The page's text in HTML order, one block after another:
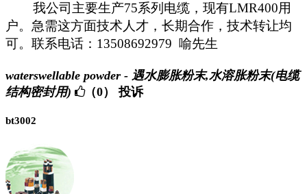
我公司主要生产75系列电缆，现有LMR400用
户。急需这方面技术人才，长期合作，技术转让均
可。联系电话：13508692979 喻先生
waterswellable powder - 遇水膨胀粉末,水溶胀粉末(电缆
结构密封用)
（0） 投诉
bt3002